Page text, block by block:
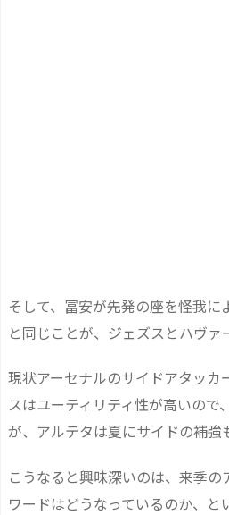
そして、冨安が先発の座を怪我に
と同じことが、ジェズスとハヴァ
現状アーセナルのサイドアタッカ
スはユーティリティ性が高いので
が、アルテタは夏にサイドの補強
こうなると興味深いのは、来季の
ワードはどうなっているのか、と